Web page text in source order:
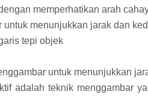
memperhatikan arah
untuk menunjukkan jarak dan
tepi objek
untuk menunjukkan
adalah teknik menggambar